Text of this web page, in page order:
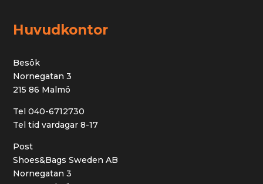
Huvudkontor
Besök
Nornegatan 3
215 86 Malmö
Tel 040-6712730
Tel tid vardagar 8-17
Post
Shoes&Bags Sweden AB
Nornegatan 3